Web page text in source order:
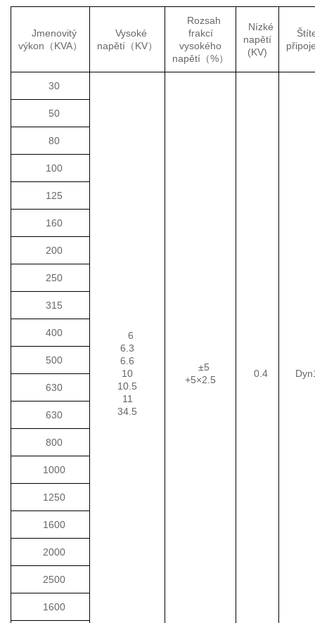
Jmenovitý
výkon（KVA）
Vysoké
napětí（KV）
Rozsah
frakcí
vysokého
napětí（%）
Nízké
napětí
(KV)
30
6
6.3
6.6
10
10.5
11
34.5
±5
+5×2.5
0.4
50
80
100
125
160
200
250
315
400
500
630
630
800
1000
1250
1600
2000
2500
1600